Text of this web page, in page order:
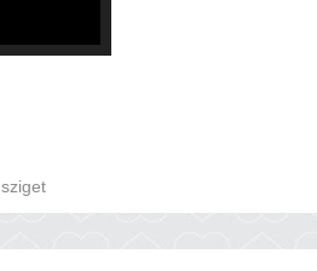
sziget